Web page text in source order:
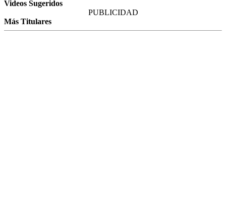
Videos Sugeridos
PUBLICIDAD
Más Titulares